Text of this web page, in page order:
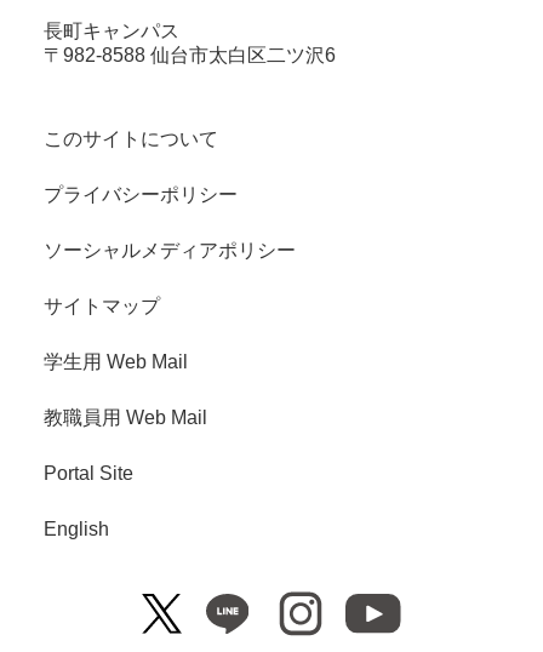
長町キャンパス
〒982-8588 仙台市太白区二ツ沢6
このサイトについて
プライバシーポリシー
ソーシャルメディアポリシー
サイトマップ
学生用 Web Mail
教職員用 Web Mail
Portal Site
English